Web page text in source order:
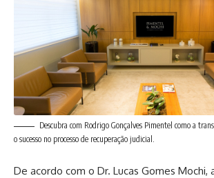
Descubra com Rodrigo Gonçalves Pimentel como a
o sucesso no processo de recuperação judicial.
De acordo com o Dr. Lucas Gomes Mochi,